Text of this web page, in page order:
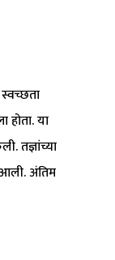
होता. या
तज्ञांच्या
आली. अंतिम